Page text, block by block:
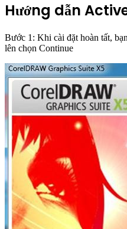
Hướng dẫn
Bước 1: Khi cài đặt hoàn tất,
lên chọn Continue